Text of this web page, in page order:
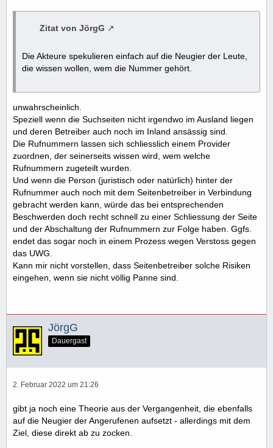
Zitat von JörgG
Die Akteure spekulieren einfach auf die Neugier der Leute,
die wissen wollen, wem die Nummer gehört.
unwahrscheinlich.
Speziell wenn die Suchseiten nicht irgendwo im Ausland liegen
und deren Betreiber auch noch im Inland ansässig sind.
Die Rufnummern lassen sich schliesslich einem Provider
zuordnen, der seinerseits wissen wird, wem welche
Rufnummern zugeteilt wurden.
Und wenn die Person (juristisch oder natürlich) hinter der
Rufnummer auch noch mit dem Seitenbetreiber in Verbindung
gebracht werden kann, würde das bei entsprechenden
Beschwerden doch recht schnell zu einer Schliessung der Seite
und der Abschaltung der Rufnummern zur Folge haben. Ggfs.
endet das sogar noch in einem Prozess wegen Verstoss gegen
das UWG.
Kann mir nicht vorstellen, dass Seitenbetreiber solche Risiken
eingehen, wenn sie nicht völlig Panne sind.
JörgG
Dauergast
2. Februar 2022 um 21:26
gibt ja noch eine Theorie aus der Vergangenheit, die ebenfalls
auf die Neugier der Angerufenen aufsetzt - allerdings mit dem
Ziel, diese direkt ab zu zocken.